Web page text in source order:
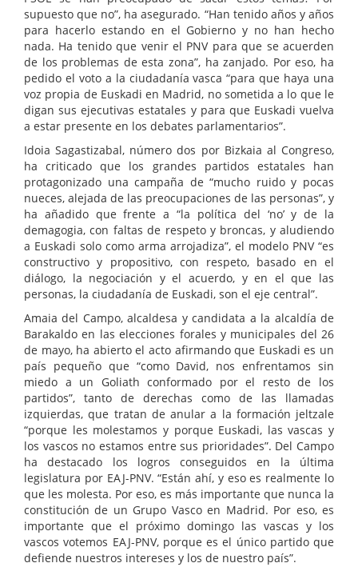
supuesto que no”, ha asegurado. “Han tenido años y años
para hacerlo estando en el Gobierno y no han hecho
nada. Ha tenido que venir el PNV para que se acuerden
de los problemas de esta zona”, ha zanjado. Por eso, ha
pedido el voto a la ciudadanía vasca “para que haya una
voz propia de Euskadi en Madrid, no sometida a lo que le
digan sus ejecutivas estatales y para que Euskadi vuelva
a estar presente en los debates parlamentarios”.
Idoia Sagastizabal, número dos por Bizkaia al Congreso,
ha criticado que los grandes partidos estatales han
protagonizado una campaña de “mucho ruido y pocas
nueces, alejada de las preocupaciones de las personas”, y
ha añadido que frente a “la política del ‘no’ y de la
demagogia, con faltas de respeto y broncas, y aludiendo
a Euskadi solo como arma arrojadiza”, el modelo PNV “es
constructivo y propositivo, con respeto, basado en el
diálogo, la negociación y el acuerdo, y en el que las
personas, la ciudadanía de Euskadi, son el eje central”.
Amaia del Campo, alcaldesa y candidata a la alcaldía de
Barakaldo en las elecciones forales y municipales del 26
de mayo, ha abierto el acto afirmando que Euskadi es un
país pequeño que “como David, nos enfrentamos sin
miedo a un Goliath conformado por el resto de los
partidos”, tanto de derechas como de las llamadas
izquierdas, que tratan de anular a la formación jeltzale
“porque les molestamos y porque Euskadi, las vascas y
los vascos no estamos entre sus prioridades”. Del Campo
ha destacado los logros conseguidos en la última
legislatura por EAJ-PNV. “Están ahí, y eso es realmente lo
que les molesta. Por eso, es más importante que nunca la
constitución de un Grupo Vasco en Madrid. Por eso, es
importante que el próximo domingo las vascas y los
vascos votemos EAJ-PNV, porque es el único partido que
defiende nuestros intereses y los de nuestro país”.